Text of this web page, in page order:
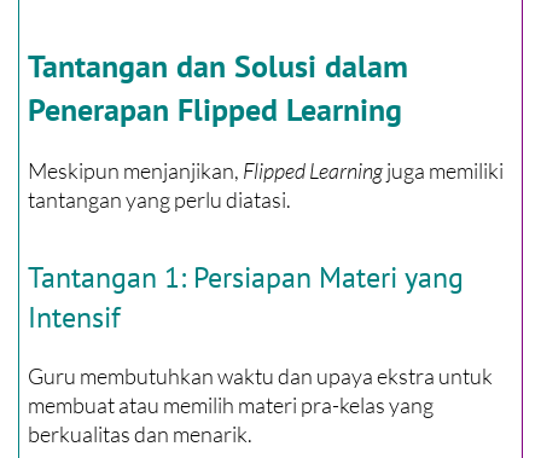
Tantangan dan Solusi dalam
Penerapan Flipped Learning
Meskipun menjanjikan, Flipped Learningjuga memiliki
tantangan yang perlu diatasi.
Tantangan 1: Persiapan Materi yang
Intensif
Guru membutuhkan waktu dan upaya ekstra untuk
membuat atau memilih materi pra-kelas yang
berkualitas dan menarik.